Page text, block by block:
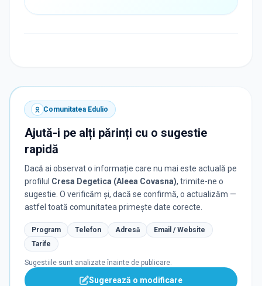
Comunitatea Edulio
Ajută-i pe alți părinți cu o sugestie
rapidă
Dacă ai observat o informație care nu mai este actuală pe
profilul Cresa Degetica (Aleea Covasna), trimite-ne o
sugestie. O verificăm și, dacă se confirmă, o actualizăm —
astfel toată comunitatea primește date corecte.
Program Telefon Adresă
Email / Website
Tarife
Sugestiile sunt analizate înainte de publicare.
Sugerează o modificare